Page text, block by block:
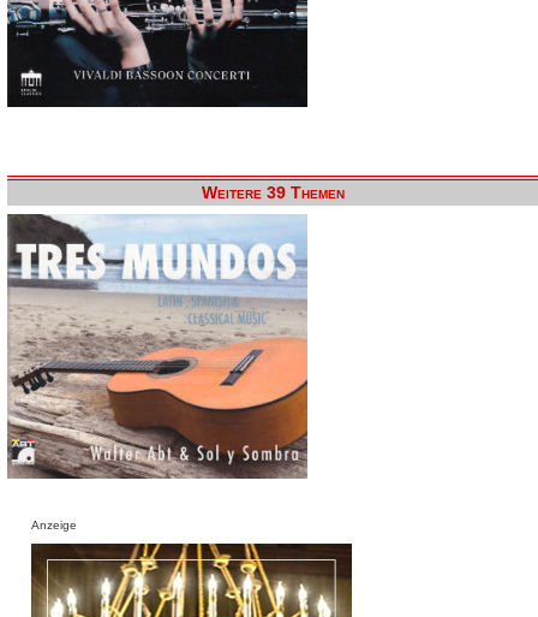
Weitere 39 Themen
Anzeige